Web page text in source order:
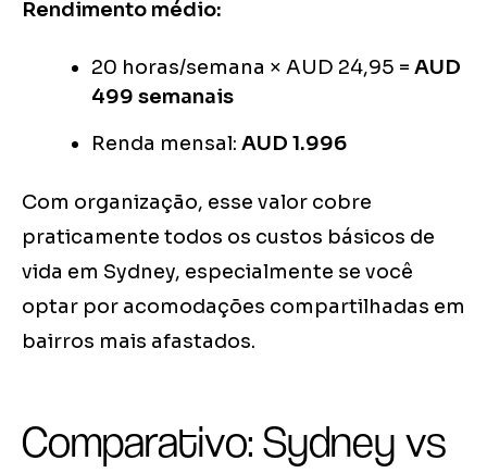
Rendimento médio:
20 horas/semana × AUD 24,95 = AUD
499 semanais
Renda mensal: AUD 1.996
Com organização, esse valor cobre
praticamente todos os custos básicos de
vida em Sydney, especialmente se você
optar por acomodações compartilhadas em
bairros mais afastados.
Comparativo: Sydney vs